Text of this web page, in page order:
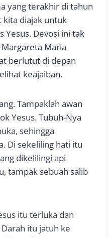
yang terakhir di tahun
kita diajak untuk
Yesus. Devosi ini tak
Maria
berlutut di depan
keajaiban.
Tampaklah awan
Yesus. Tubuh-Nya
sehingga
Di sekeliling hati itu
dikelilingi api
tampak sebuah salib
itu terluka dan
itu jatuh ke